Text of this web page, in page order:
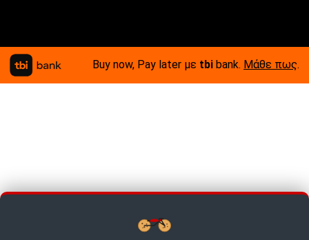
Buy now, Pay later με tbi bank. Μάθε πως.